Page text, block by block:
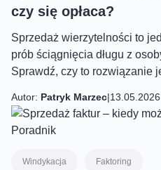
czy się opłaca?
Sprzedaż wierzytelności to
prób ściągnięcia długu z
Sprawdź, czy to rozwiązanie
Autor: Patryk Marzec|13.05.2026
Windykacja Faktoring